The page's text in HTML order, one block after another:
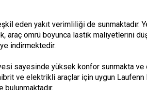
eden yakıt verimliliği de
araç ömrü boyunca lastik maliyetlerini
indirmektedir.
sayesinde yüksek konfor sunmakta ve
ve elektrikli araçlar için uygun Laufenn